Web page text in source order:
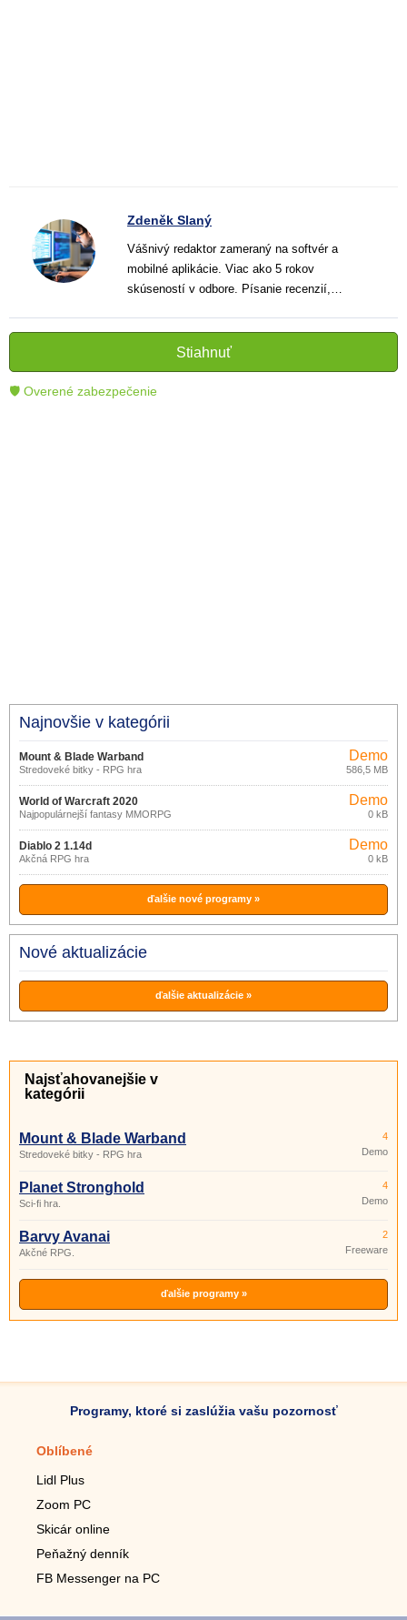
Zdeněk Slaný
Vášnivý redaktor zameraný na softvér a
mobilné aplikácie. Viac ako 5 rokov
skúseností v odbore. Písanie recenzií,
informatívnych textov, ktoré pomáhajú
čitateľom lepšie porozumieť a využiť moderné
technológie.
Stiahnuť
🛡 Overené zabezpečenie
Najnovšie v kategórii
Mount & Blade Warband
Stredoveké bitky - RPG hra
Demo
586,5 MB
World of Warcraft 2020
Najpopulárnejší fantasy MMORPG
Demo
0 kB
Diablo 2 1.14d
Akčná RPG hra
Demo
0 kB
ďalšie nové programy »
Nové aktualizácie
ďalšie aktualizácie »
Najsťahovanejšie v
kategórii
Mount & Blade Warband
Stredoveké bitky - RPG hra
4
Demo
Planet Stronghold
Sci-fi hra.
4
Demo
Barvy Avanai
Akčné RPG.
2
Freeware
ďalšie programy »
Programy, ktoré si zaslúžia vašu pozornosť
Oblíbené
Lidl Plus
Zoom PC
Skicár online
Peňažný denník
FB Messenger na PC